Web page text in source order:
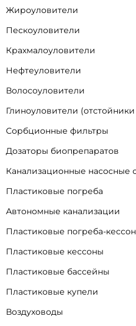
Жироуловители
Пескоуловители
Крахмалоуловители
Нефтеуловители
Волосоуловители
Глиноуловители
Сорбционные фильтры
Дозаторы биопрепаратов
Канализационные насосные
Пластиковые погреба
Автономные канализации
Пластиковые погреба-
Пластиковые кессоны
Пластиковые бассейны
Пластиковые купели
Воздуховоды